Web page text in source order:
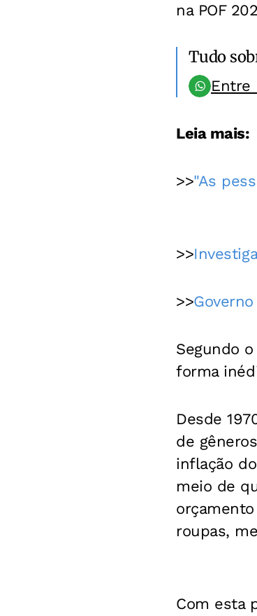
na POF
Tudo
Entre
Leia mais:
>>"As
>>
>>
Segundo
forma
Desde
de
inflação
meio de
roupas,
Com esta